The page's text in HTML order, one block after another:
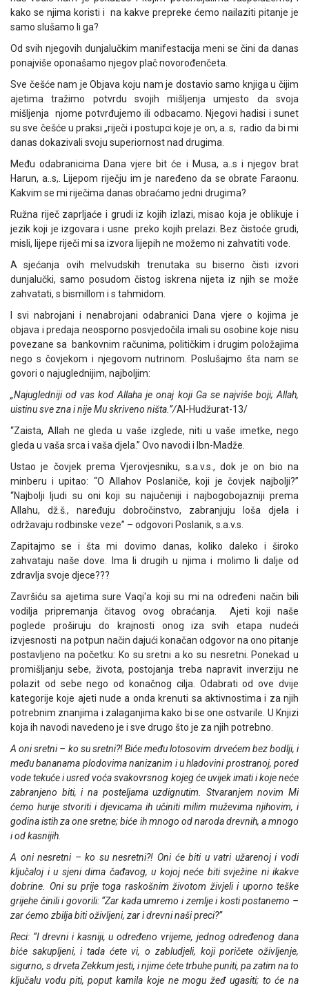
kako se njima koristi i na kakve prepreke ćemo nailaziti pitanje je
samo slušamo li ga?
Od svih njegovih dunjalučkim manifestacija meni se čini da danas
ponajviše oponašamo njegov plač novorođenčeta.
Sve češće nam je Objava koju nam je dostavio samo knjiga u čijim
ajetima tražimo potvrdu svojih mišljenja umjesto da svoja
mišljenja njome potvrđujemo ili odbacamo. Njegovi hadisi i sunet
su sve češće u praksi „riječi i postupci koje je on, a..s, radio da bi mi
danas dokazivali svoju superiornost nad drugima.
Među odabranicima Dana vjere bit će i Musa, a..s i njegov brat
Harun, a..s,. Lijepom riječju im je naređeno da se obrate Faraonu.
Kakvim se mi riječima danas obraćamo jedni drugima?
Ružna riječ zaprljaće i grudi iz kojih izlazi, misao koja je oblikuje i
jezik koji je izgovara i usne preko kojih prelazi. Bez čistoće grudi,
misli, lijepe riječi mi sa izvora lijepih ne možemo ni zahvatiti vode.
A sjećanja ovih melvudskih trenutaka su biserno čisti izvori
dunjalučki, samo posudom čistog iskrena nijeta iz njih se može
zahvatati, s bismillom i s tahmidom.
I svi nabrojani i nenabrojani odabranici Dana vjere o kojima je
objava i predaja neosporno posvjedočila imali su osobine koje nisu
povezane sa bankovnim računima, političkim i drugim položajima
nego s čovjekom i njegovom nutrinom. Poslušajmo šta nam se
govori o najuglednijim, najboljim:
„Najugledniji od vas kod Allaha je onaj koji Ga se najviše boji; Allah,
uistinu sve zna i nije Mu skriveno ništa.”/Al-Hudžurat-13/
“Zaista, Allah ne gleda u vaše izglede, niti u vaše imetke, nego
gleda u vaša srca i vaša djela.” Ovo navodi i Ibn-Madže.
Ustao je čovjek prema Vjerovjesniku, s.a.v.s., dok je on bio na
minberu i upitao: “O Allahov Poslaniče, koji je čovjek najbolji?”
“Najbolji ljudi su oni koji su najučeniji i najbogobojazniji prema
Allahu, dž.š., naređuju dobročinstvo, zabranjuju loša djela i
održavaju rodbinske veze” – odgovori Poslanik, s.a.v.s.
Zapitajmo se i šta mi dovimo danas, koliko daleko i široko
zahvataju naše dove. Ima li drugih u njima i molimo li dalje od
zdravlja svoje djece???
Završiću sa ajetima sure Vaqi'a koji su mi na određeni način bili
vodilja pripremanja čitavog ovog obraćanja. Ajeti koji naše
poglede proširuju do krajnosti onog iza svih etapa nudeći
izvjesnosti na potpun način dajući konačan odgovor na ono pitanje
postavljeno na početku: Ko su sretni a ko su nesretni. Ponekad u
promišljanju sebe, života, postojanja treba napravit inverziju ne
polazit od sebe nego od konačnog cilja. Odabrati od ove dvije
kategorije koje ajeti nude a onda krenuti sa aktivnostima i za njih
potrebnim znanjima i zalaganjima kako bi se one ostvarile. U Knjizi
koja ih navodi navedeno je i sve drugo što je za njih potrebno.
A oni sretni – ko su sretni?! Biće među lotosovim drvećem bez bodlji, i
među bananama plodovima nanizanim i u hladovini prostranoj, pored
vode tekuće i usred voća svakovrsnog kojeg će uvijek imati i koje neće
zabranjeno biti, i na posteljama uzdignutim. Stvaranjem novim Mi
ćemo hurije stvoriti i djevicama ih učiniti milim muževima njihovim, i
godina istih za one sretne; biće ih mnogo od naroda drevnih, a mnogo
i od kasnijih.
A oni nesretni – ko su nesretni?! Oni će biti u vatri užarenoj i vodi
ključaloj i u sjeni dima čađavog, u kojoj neće biti svježine ni ikakve
dobrine. Oni su prije toga raskošnim životom živjeli i uporno teške
grijehe činili i govorili: “Zar kada umremo i zemlje i kosti postanemo –
zar ćemo zbilja biti oživljeni, zar i drevni naši preci?”
Reci: “I drevni i kasniji, u određeno vrijeme, jednog određenog dana
biće sakupljeni, i tada ćete vi, o zabludjeli, koji poričete oživljenje,
sigurno, s drveta Zekkum jesti, i njime ćete trbuhe puniti, pa zatim na to
ključalu vodu piti, poput kamila koje ne mogu žeđ ugasiti; to će na